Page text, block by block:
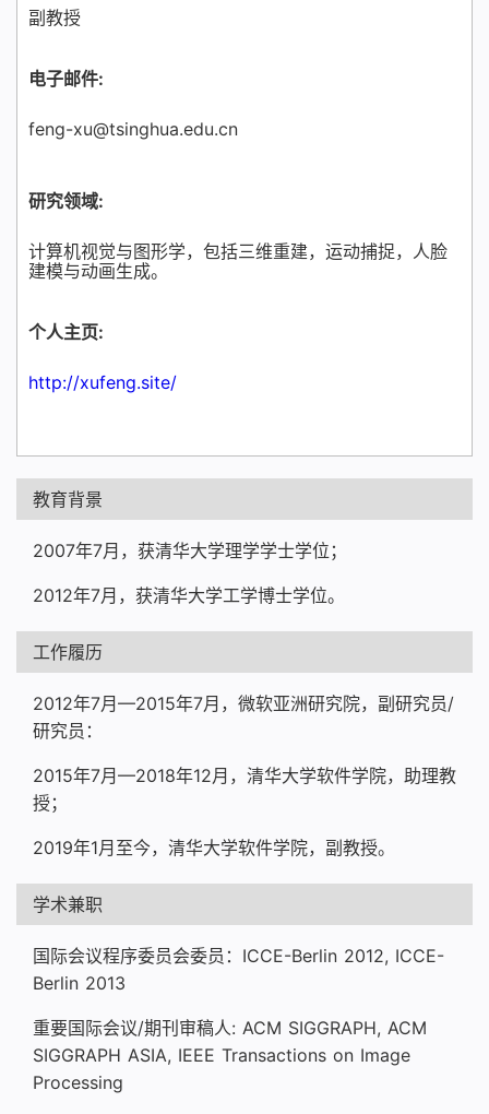
副教授
电子邮件:
feng-xu@tsinghua.edu.cn
研究领域:
计算机视觉与图形学，包括三维重建，运动捕捉，人脸
建模与动画生成。
个人主页:
http://xufeng.site/
教育背景
2007年7月，获清华大学理学学士学位；
2012年7月，获清华大学工学博士学位。
工作履历
2012年7月—2015年7月，微软亚洲研究院，副研究员/
研究员：
2015年7月—2018年12月，清华大学软件学院，助理教
授；
2019年1月至今，清华大学软件学院，副教授。
学术兼职
国际会议程序委员会委员：ICCE-Berlin 2012, ICCE-
Berlin 2013
重要国际会议/期刊审稿人: ACM SIGGRAPH, ACM
SIGGRAPH ASIA, IEEE Transactions on Image
Processing